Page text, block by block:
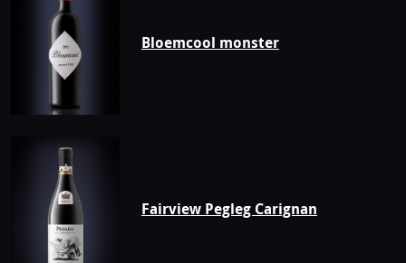
Bloemcool monster
Fairview Pegleg Carignan